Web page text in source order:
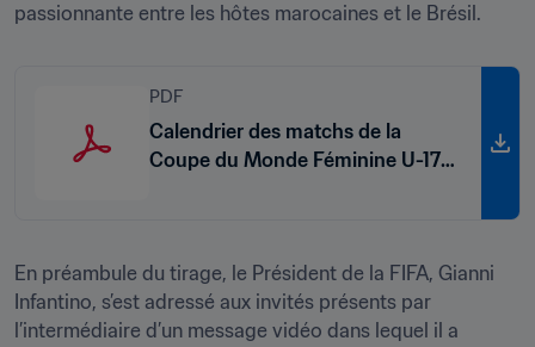
passionnante entre les hôtes marocaines et le Brésil.
PDF
Calendrier des matchs de la
Coupe du Monde Féminine U-17
En préambule du tirage, le Président de la FIFA, Gianni
Infantino, s’est adressé aux invités présents par
l’intermédiaire d’un message vidéo dans lequel il a